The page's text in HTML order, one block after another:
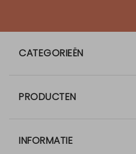
CATEGORIEËN
PRODUCTEN
INFORMATIE